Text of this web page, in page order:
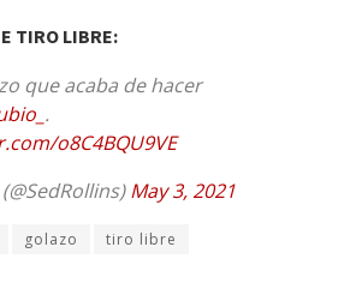
TIRO LIBRE:
que acaba de hacer
.
o8C4BQU9VE
May 3, 2021
golazo tiro libre